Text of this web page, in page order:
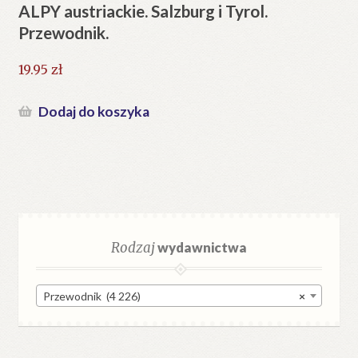
ALPY austriackie. Salzburg i Tyrol.
Przewodnik.
19.95 zł
Dodaj do koszyka
Rodzajwydawnictwa
×
Przewodnik (4 226)